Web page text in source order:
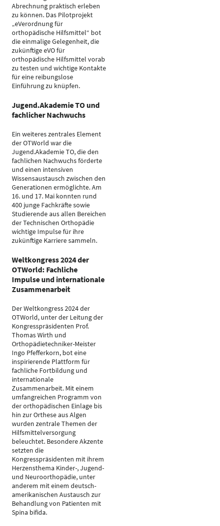
Abrechnung praktisch erleben
zu können. Das Pilotprojekt
„eVerordnung für
orthopädische Hilfsmittel“ bot
die einmalige Gelegenheit, die
zukünftige eVO für
orthopädische Hilfsmittel vorab
zu testen und wichtige Kontakte
für eine reibungslose
Einführung zu knüpfen.
Jugend.Akademie TO und
fachlicher Nachwuchs
Ein weiteres zentrales Element
der OTWorld war die
Jugend.Akademie TO, die den
fachlichen Nachwuchs förderte
und einen intensiven
Wissensaustausch zwischen den
Generationen ermöglichte. Am
16. und 17. Mai konnten rund
400 junge Fachkräfte sowie
Studierende aus allen Bereichen
der Technischen Orthopädie
wichtige Impulse für ihre
zukünftige Karriere sammeln.
Weltkongress 2024 der
OTWorld: Fachliche
Impulse und internationale
Zusammenarbeit
Der Weltkongress 2024 der
OTWorld, unter der Leitung der
Kongresspräsidenten Prof.
Thomas Wirth und
Orthopädietechniker-Meister
Ingo Pfefferkorn, bot eine
inspirierende Plattform für
fachliche Fortbildung und
internationale
Zusammenarbeit. Mit einem
umfangreichen Programm von
der orthopädischen Einlage bis
hin zur Orthese aus Algen
wurden zentrale Themen der
Hilfsmittelversorgung
beleuchtet. Besondere Akzente
setzten die
Kongresspräsidenten mit ihrem
Herzensthema Kinder-, Jugend-
und Neuroorthopädie, unter
anderem mit einem deutsch-
amerikanischen Austausch zur
Behandlung von Patienten mit
Spina bifida.